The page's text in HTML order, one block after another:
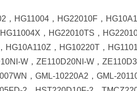
，HG11004，HG22010F，
，HG22010TS，
HG10A110Z，HG10220T，
W，ZE110D20NI-W，
，GML-10220A2，GML-